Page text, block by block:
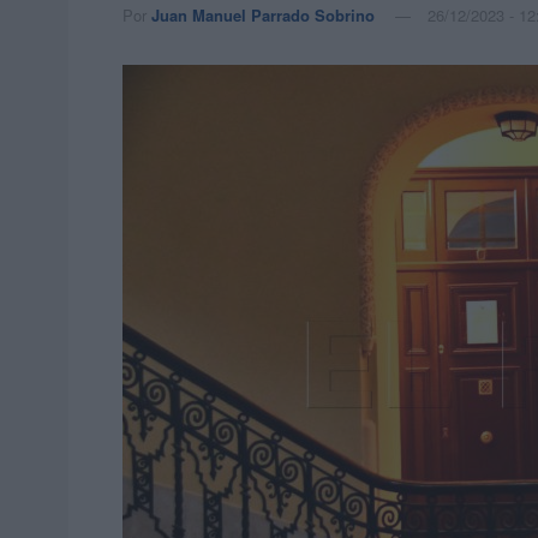
Por Juan Manuel Parrado Sobrino 26/12/2023 -